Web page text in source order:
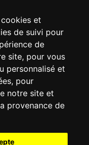
et
de suivi pour
de
site, pour vous
personnalisé et
pour
notre site et
provenance de
?
de notre annuaire,